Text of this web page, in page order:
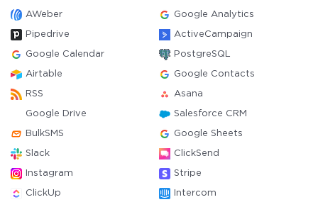
AWeber Google Analytics
Pipedrive ActiveCampaign
Google Calendar PostgreSQL
Airtable Google Contacts
RSS Asana
Google Drive Salesforce CRM
BulkSMS Google Sheets
Slack ClickSend
Instagram Stripe
ClickUp Intercom